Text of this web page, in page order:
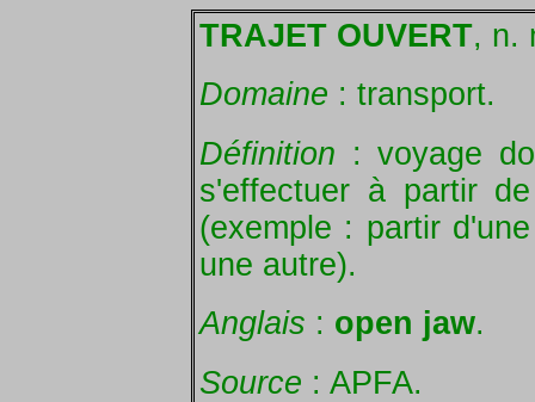
TRAJET OUVERT, n.
Domaine : transport.
Définition : voyage
s'effectuer à partir
(exemple : partir
une autre).
Anglais : open jaw.
Source : APFA.